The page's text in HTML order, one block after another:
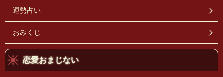
運勢占い
おみくじ
恋愛おまじない